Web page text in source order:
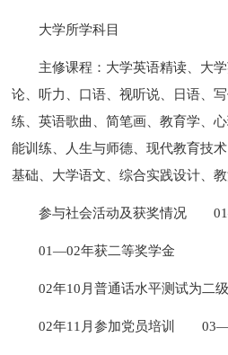
大学所学科目
主修课程：大学英语精读、大
论、听力、口语、视听说、日语、
练、英语歌曲、简笔画、教育学、
能训练、人生与师德、现代教育技
基础、大学语文、综合实践设计、
参与社会活动及获奖情况
01—02年获二等奖学金
02年10月普通话水平测试为二
02年11月参加党员培训